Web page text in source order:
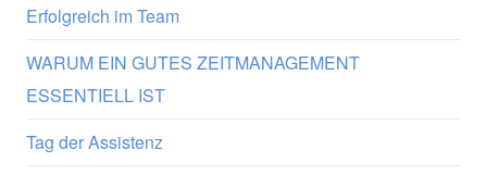
Erfolgreich im Team
WARUM EIN GUTES ZEITMANAGEMENT
ESSENTIELL IST
Tag der Assistenz